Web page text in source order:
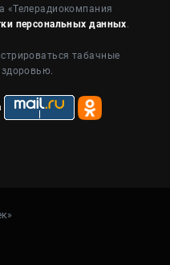
«Телерадиокомпания
персональных данных.
табачные